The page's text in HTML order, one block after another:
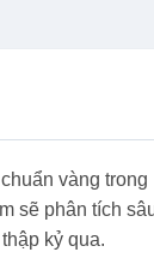
vàng trong
sẽ phân tích
kỷ qua.